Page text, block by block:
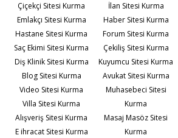
Çiçekçi Sitesi Kurma
Emlakçı Sitesi Kurma
Hastane Sitesi Kurma
Saç Ekimi Sitesi Kurma
Diş Klinik Sitesi Kurma
Blog Sitesi Kurma
Video Sitesi Kurma
Villa Sitesi Kurma
Alışveriş Sitesi Kurma
E ihracat Sitesi Kurma
İlan Sitesi Kurma
Haber Sitesi Kurma
Forum Sitesi Kurma
Çekiliş Sitesi Kurma
Kuyumcu Sitesi Kurma
Avukat Sitesi Kurma
Muhasebeci Sitesi
Kurma
Masaj Masöz Sitesi
Kurma